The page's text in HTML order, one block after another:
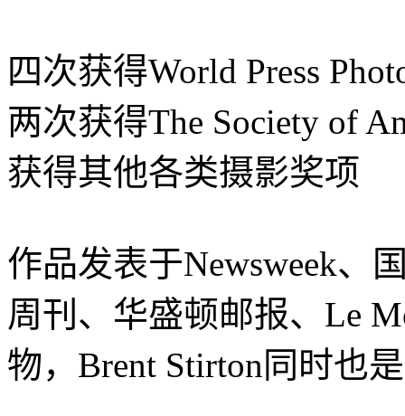
四次获得World Press
两次获得The Society of
获得其他各类摄影奖项
作品发表于Newsweek、
周刊、华盛顿邮报、Le
物，Brent Stirton同时也